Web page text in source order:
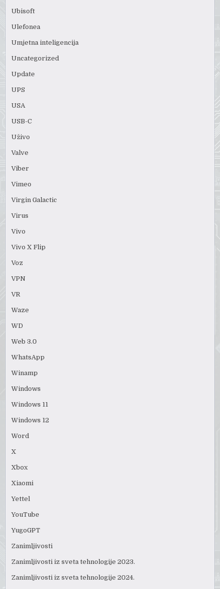
Ubisoft
Ulefonea
Umjetna inteligencija
Uncategorized
Update
UPS
USA
USB-C
Uživo
Valve
Viber
Vimeo
Virgin Galactic
Virus
Vivo
Vivo X Flip
Voz
VPN
VR
Waze
WD
Web 3.0
WhatsApp
Winamp
Windows
Windows 11
Windows 12
Word
X
Xbox
Xiaomi
Yettel
YouTube
YugoGPT
Zanimljivosti
Zanimljivosti iz sveta tehnologije 2023.
Zanimljivosti iz sveta tehnologije 2024.